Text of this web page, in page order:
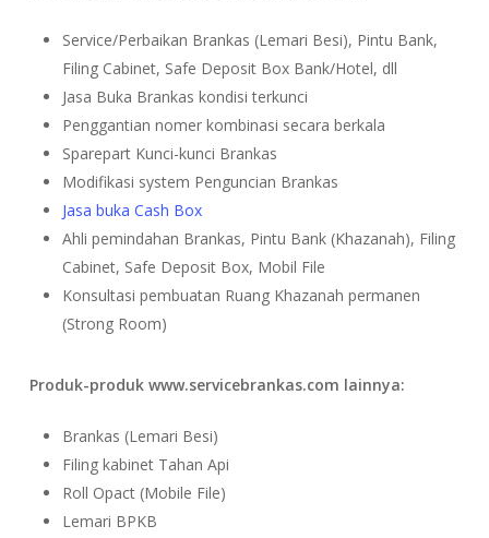
Service/Perbaikan Brankas (Lemari Besi), Pintu Bank,
Filing Cabinet, Safe Deposit Box Bank/Hotel, dll
Jasa Buka Brankas kondisi terkunci
Penggantian nomer kombinasi secara berkala
Sparepart Kunci-kunci Brankas
Modifikasi system Penguncian Brankas
Jasa buka Cash Box
Ahli pemindahan Brankas, Pintu Bank (Khazanah), Filing
Cabinet, Safe Deposit Box, Mobil File
Konsultasi pembuatan Ruang Khazanah permanen
(Strong Room)
Produk-produk www.servicebrankas.com lainnya:
Brankas (Lemari Besi)
Filing kabinet Tahan Api
Roll Opact (Mobile File)
Lemari BPKB